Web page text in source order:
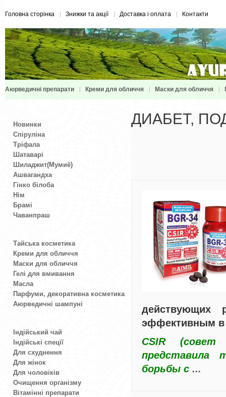
Головна сторінка Знижки та акції Доставка і оплата Контакти
Аюрведичні препарати Креми для обличчя Маски для обличчя
Новинки
Спіруліна
Тріфала
Шатаварі
Шиладжит(Мумиё)
Ашвагандха
Гінко білоба
Нім
Брамі
Чаванпраш
Тайська косметика
Креми для обличчя
Маски для обличчя
Гелі для вмивання
Масла
Парфуми, декоративна косметика
Аюрведичні шампуні
Індійський чай
Індійські спеції
Для схуднення
Для жінок
Для чоловіків
Очищення організму
Вітамінні препарати
ДИАБЕТ,
действующих
эффективным в
CSIR (совет
представила
борьбы с ...